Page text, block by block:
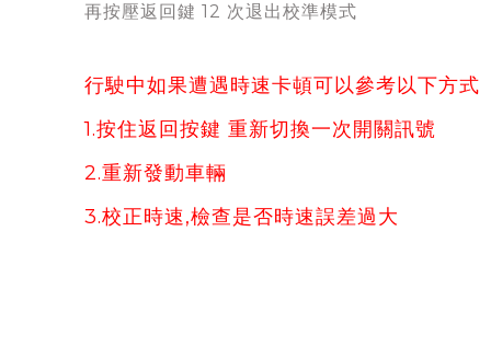
再按壓返回鍵 12 次退出校準模式
行駛中如果遭遇時速卡頓可以參考以下方式
1.按住返回按鍵 重新切換一次開關訊號
2.重新發動車輛
3.校正時速,檢查是否時速誤差過大